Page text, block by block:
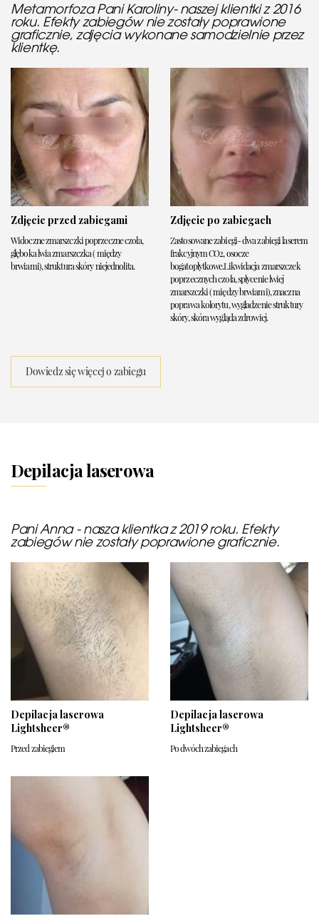
Metamorfoza Pani Karoliny- naszej klientki z 2016
roku. Efekty zabiegów nie zostały poprawione
graficznie, zdjęcia wykonane samodzielnie przez
klientkę.
Zdjęcie przed zabiegami
Widoczne zmarszczki poprzeczne czoła,
głęboka lwia zmarszczka ( między
brwiami), struktura skóry niejednolita.
Zdjęcie po zabiegach
Zastosowane zabiegi- dwa zabiegi laserem
frakcyjnym CO2, osocze
bogatopłytkowe.Likwidacja zmarszczek
poprzecznych czoła, spłycenie lwiej
zmarszczki ( między brwiami), znaczna
poprawa kolorytu, wygładzenie struktury
skóry, skóra wygląda zdrowiej.
Dowiedz się więcej o zabiegu
Depilacja laserowa
Pani Anna - nasza klientka z 2019 roku. Efekty
zabiegów nie zostały poprawione graficznie.
Depilacja laserowa
Lightsheer®
Przed zabiegiem
Depilacja laserowa
Lightsheer®
Po dwóch zabiegach